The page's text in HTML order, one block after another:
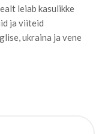
leiab kasulikke
ja viiteid
ukraina ja vene